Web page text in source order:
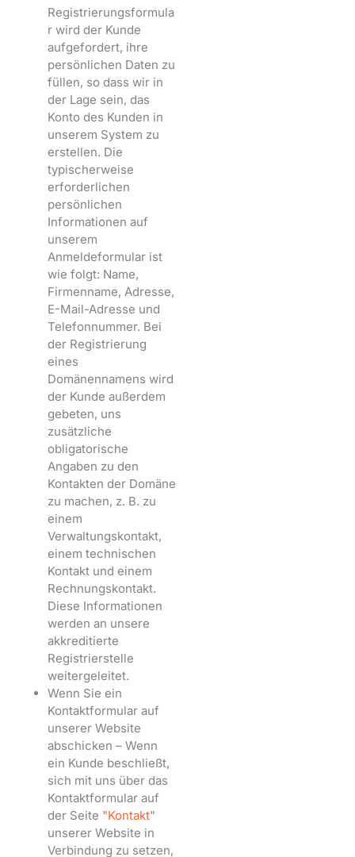
Registrierungsformula
r wird der Kunde
aufgefordert, ihre
persönlichen Daten zu
füllen, so dass wir in
der Lage sein, das
Konto des Kunden in
unserem System zu
erstellen. Die
typischerweise
erforderlichen
persönlichen
Informationen auf
unserem
Anmeldeformular ist
wie folgt: Name,
Firmenname, Adresse,
E-Mail-Adresse und
Telefonnummer. Bei
der Registrierung
eines
Domänennamens wird
der Kunde außerdem
gebeten, uns
zusätzliche
obligatorische
Angaben zu den
Kontakten der Domäne
zu machen, z. B. zu
einem
Verwaltungskontakt,
einem technischen
Kontakt und einem
Rechnungskontakt.
Diese Informationen
werden an unsere
akkreditierte
Registrierstelle
weitergeleitet.
Wenn Sie ein
Kontaktformular auf
unserer Website
abschicken – Wenn
ein Kunde beschließt,
sich mit uns über das
Kontaktformular auf
der Seite "Kontakt"
unserer Website in
Verbindung zu setzen,